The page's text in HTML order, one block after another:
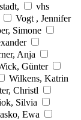
vhs
Vogt , Jennifer
Simone
Anja
Günter
Wilkens, Katrin
Christl
Silvia
Ewa